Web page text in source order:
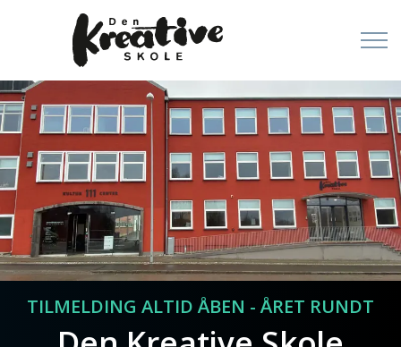
TILMELDING ALTID ÅBEN - ÅRET RUNDT